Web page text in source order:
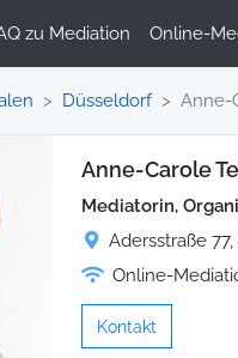
zu Mediation Online-
Düsseldorf Anne-
Anne-Carole
Mediatorin,
Adersstraße
Online-
Kontakt